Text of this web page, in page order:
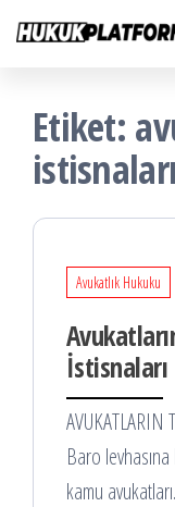
İçeriğe
atla
Etiket:
istisnaları
Avukatlık Hukuku
İstisnaları
AVUKATLARIN
Baro levhasına
kamu